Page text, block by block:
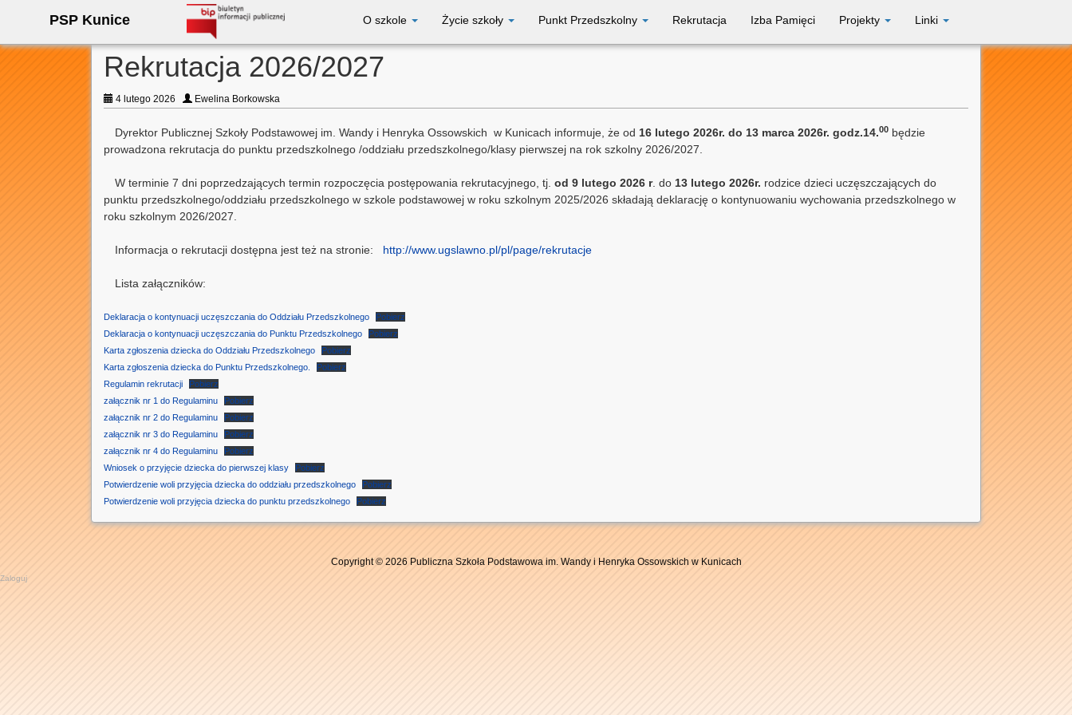
PSP Kunice O szkole Życie szkoły Punkt Przedszkolny Rekrutacja Izba Pamięci Projekty Linki
Rekrutacja 2026/2027
4 lutego 2026 Ewelina Borkowska
Dyrektor Publicznej Szkoły Podstawowej im. Wandy i Henryka Ossowskich w Kunicach informuje, że od 16 lutego 2026r. do 13 marca 2026r. godz.14.00 będzie
prowadzona rekrutacja do punktu przedszkolnego /oddziału przedszkolnego/klasy pierwszej na rok szkolny 2026/2027.
W terminie 7 dni poprzedzających termin rozpoczęcia postępowania rekrutacyjnego, tj.od 9 lutego 2026 r. do 13 lutego 2026r. rodzice dzieci uczęszczających do
punktu przedszkolnego/oddziału przedszkolnego w szkole podstawowej w roku szkolnym 2025/2026 składają deklarację o kontynuowaniu wychowania przedszkolnego w
roku szkolnym 2026/2027.
Informacja o rekrutacji dostępna jest też na stronie: http://www.ugslawno.pl/pl/page/rekrutacje
Lista załączników:
Deklaracja o kontynuacji uczęszczania do Oddziału Przedszkolnego
Pobierz
Deklaracja o kontynuacji uczęszczania do Punktu Przedszkolnego
Pobierz
Karta zgłoszenia dziecka do Oddziału Przedszkolnego
Pobierz
Karta zgłoszenia dziecka do Punktu Przedszkolnego.
Pobierz
Regulamin rekrutacji
Pobierz
załącznik nr 1 do Regulaminu
Pobierz
załącznik nr 2 do Regulaminu
Pobierz
załącznik nr 3 do Regulaminu
Pobierz
załącznik nr 4 do Regulaminu
Pobierz
Wniosek o przyjęcie dziecka do pierwszej klasy
Pobierz
Potwierdzenie woli przyjęcia dziecka do oddziału przedszkolnego
Pobierz
Potwierdzenie woli przyjęcia dziecka do punktu przedszkolnego
Pobierz
Copyright © 2026 Publiczna Szkoła Podstawowa im. Wandy i Henryka Ossowskich w Kunicach
Zaloguj